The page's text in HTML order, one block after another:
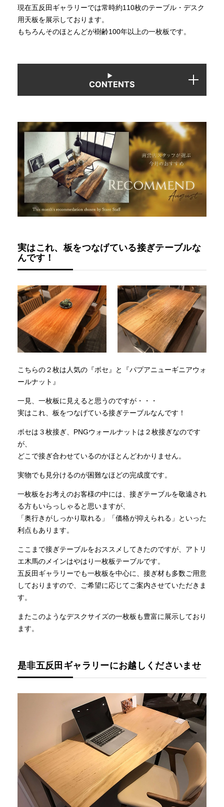
全商品一覧
MOKUBA CHANNEL
よくあるご質問
現在五反田ギャラリーでは常時約110枚のテーブル・デスク
用天板を展示しております。
もちろんそのほとんどが樹齢100年以上の一枚板です。
CONTENTS
実はこれ、板をつなげている接ぎテーブルな
んです！
こちらの２枚は人気の『ボセ』と『パプアニューギニアウォ
ールナット』
一見、一枚板に見えると思うのですが・・・
実はこれ、板をつなげている接ぎテーブルなんです！
ボセは３枚接ぎ、PNGウォールナットは２枚接ぎなのです
が、
どこで接ぎ合わせているのかほとんどわかりません。
実物でも見分けるのが困難なほどの完成度です。
一枚板をお考えのお客様の中には、接ぎテーブルを敬遠され
る方もいらっしゃると思いますが、
「奥行きがしっかり取れる」「価格が抑えられる」といった
利点もあります。
ここまで接ぎテーブルをおススメしてきたのですが、アトリ
エ木馬のメインはやはり一枚板テーブルです。
五反田ギャラリーでも一枚板を中心に、接ぎ材も多数ご用意
しておりますので、ご希望に応じてご案内させていただきま
す。
またこのようなデスクサイズの一枚板も豊富に展示しており
ます。
是非五反田ギャラリーにお越しくださいませ